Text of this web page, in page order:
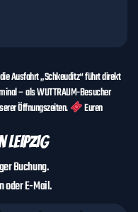
Ausfahrt „Schkeuditz“ führt direkt
– als WUTTRAUM-Besucher
Öffnungszeiten.
Euren
Buchung.
oder E-Mail.